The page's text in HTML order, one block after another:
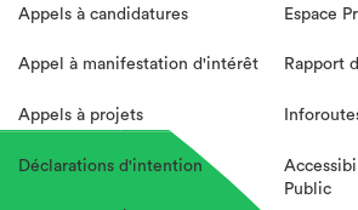
Appels à candidatures
Appel à manifestation d'intérêt
Appels à projets
Déclarations d'intention
Espace
Rapport
Public